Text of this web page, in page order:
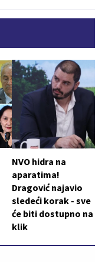
NVO hidra na
aparatima!
Dragović najavio
sledeći korak - sve
će biti dostupno na
klik